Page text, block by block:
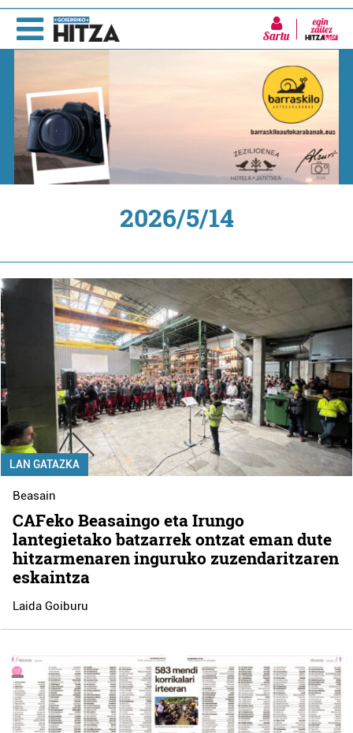
Sartu
2026/5/14
LAN GATAZKA
Beasain
CAFeko Beasaingo eta Irungo
lantegietako batzarrek ontzat eman dute
hitzarmenaren inguruko zuzendaritzaren
eskaintza
Laida Goiburu